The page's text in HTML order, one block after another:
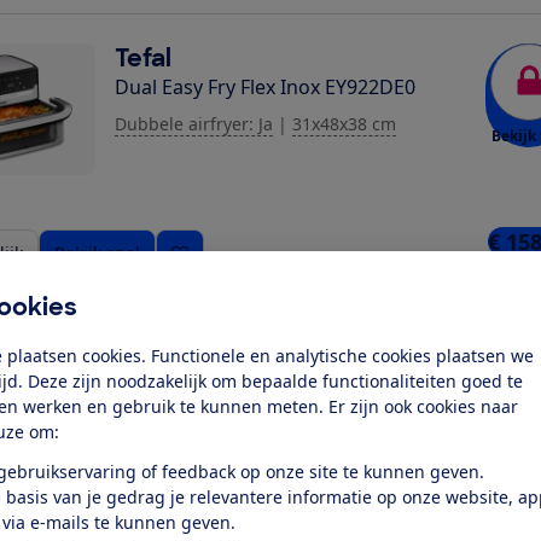
plaatsen cookies. Functionele en analytische cookies plaatsen we
Deze zijn noodzakelijk om bepaalde functionaliteiten goed te
werken en gebruik te kunnen meten. Er zijn ook cookies naar
om:
of feedback op onze site te kunnen geven.
basis van je gedrag je relevantere informatie op onze website,
e-mails te kunnen geven.
Tefal
Dual Easy Fry Flex Inox EY922DE0
Dubbele airfryer: Ja | 31x48x38 cm
Bekijk
Bekijk snel €
Philips
Gestapelde 2-mands 4000-Serie
NA460/00